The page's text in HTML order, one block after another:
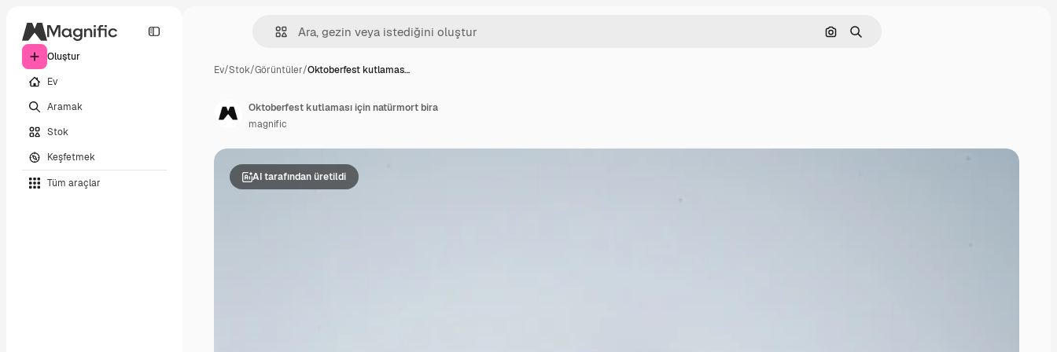
Oluştur
Ev
Aramak
Stok
Keşfetmek
Tüm araçlar
Görüntüyle ara
Aramak
Ev/Stok/Görüntüler/Oktoberfest kutlamas…
AI tarafından üretildi
Oktoberfest kutlaması için natürmort bira
magnific